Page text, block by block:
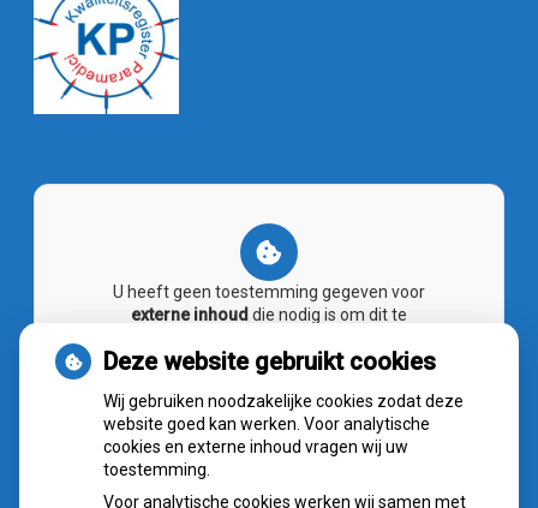
U heeft geen toestemming gegeven voor
externe inhoud die nodig is om dit te
Cookie-instellingen wijzigen
Deze website gebruikt cookies
Wij gebruiken noodzakelijke cookies zodat deze
website goed kan werken. Voor analytische
cookies en externe inhoud vragen wij uw
toestemming.
Voor analytische cookies werken wij samen met